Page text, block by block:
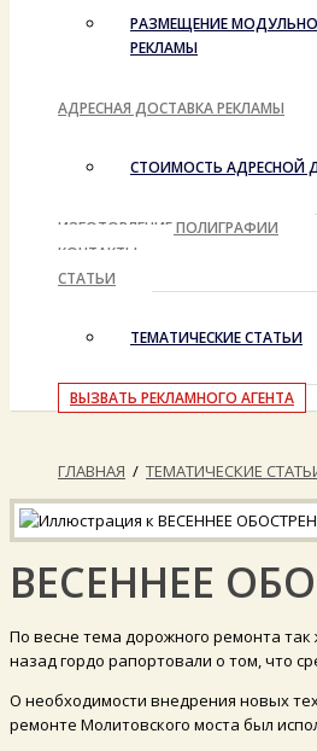
РАЗМЕЩЕНИЕ
РЕКЛАМЫ
АДРЕСНАЯ ДОСТАВКА РЕКЛАМЫ
СТОИМОСТЬ АДРЕСНОЙ
ИЗГОТОВЛЕНИЕ ПОЛИГРАФИИ
КОНТАКТЫ
СТАТЬИ
ТЕМАТИЧЕСКИЕ СТАТЬИ
ВЫЗВАТЬ РЕКЛАМНОГО АГЕНТА
ГЛАВНАЯ / ТЕМАТИЧЕСКИЕ
ВЕСЕННЕЕ
По весне тема дорожного ремонта
назад гордо рапортовали о том, что
О необходимости внедрения новых
ремонте Молитовского моста был